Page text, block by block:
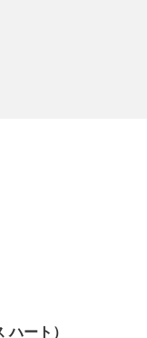
ート）